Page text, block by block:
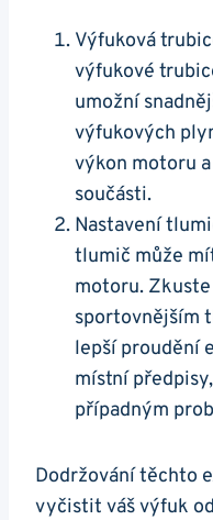
Výfuková⁢
⁢výfukové
umožní‌
výfukových
výkon motoru
součásti.
Nastavení
tlumič⁤ může
motoru.‌
sportovnějším
lepší proudění⁣
‍místní
případným
Dodržování‌ těchto⁤
‌vyčistit⁣ váš výfuk